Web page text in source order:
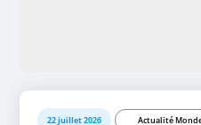
22 juillet 2026 Actualité